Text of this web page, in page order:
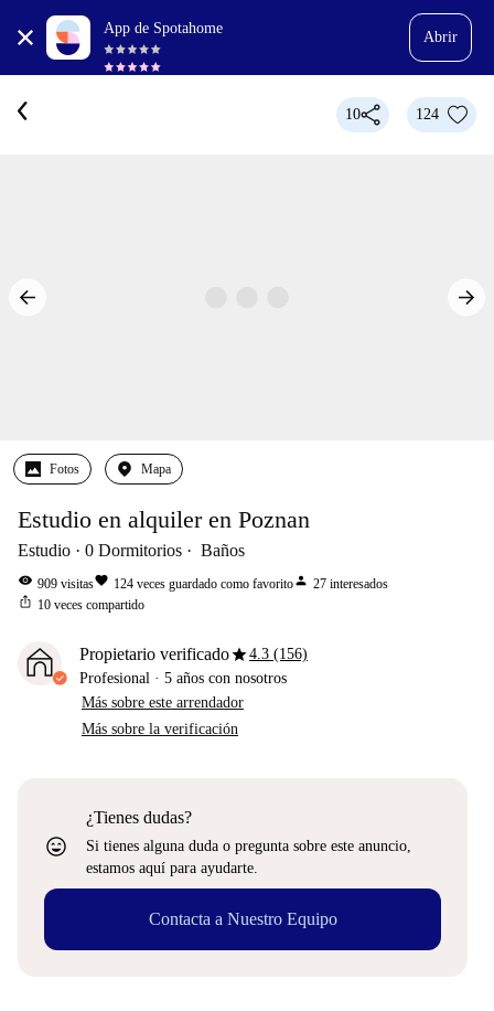
App de Spotahome
Abrir
10 124
Fotos Mapa
Estudio en alquiler en Poznan
Estudio 0 Dormitorios Baños
visibility 909 visitasfavorite 124 veces guardado como favoritoperson 27 interesados
ios_share 10 veces compartido
Propietario verificadostar4.3 (156)
Profesional · 5 años con nosotros
Más sobre este arrendador
Más sobre la verificación
sentiment_very_satisfied
¿Tienes dudas?
Si tienes alguna duda o pregunta sobre este anuncio,
estamos aquí para ayudarte.
Contacta a Nuestro Equipo